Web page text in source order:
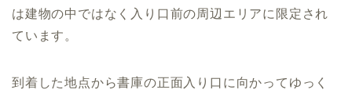
は建物の中ではなく入り口前の周辺エリアに限定され
ています。
到着した地点から書庫の正面入り口に向かってゆっく